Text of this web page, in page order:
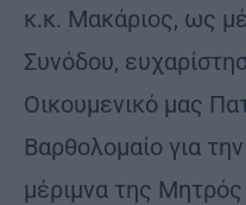
κ.κ. Μακάριος, ως
Συνόδου,
Οικουμενικό μας
Βαρθολομαίο για
μέριμνα της